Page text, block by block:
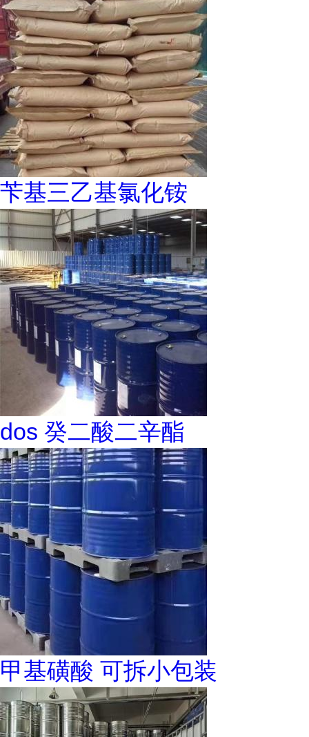
苄基三乙基氯化铵
dos 癸二酸二辛酯
甲基磺酸 可拆小包装